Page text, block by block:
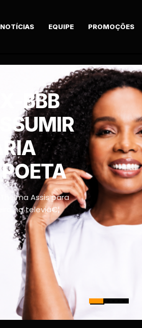
NOTÍCIAS EQUIPE PROMOÇÕES